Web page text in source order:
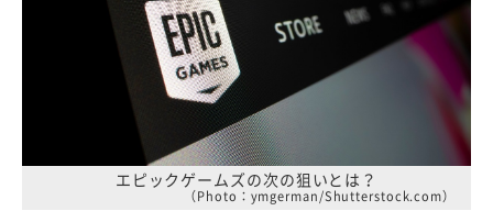
エピックゲームズの次の狙いとは？
（Photo：ymgerman/Shutterstock.com）